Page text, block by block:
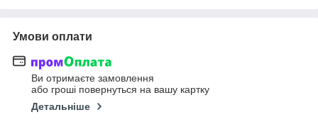
Умови оплати
Ви отримаєте замовлення
або гроші повернуться на вашу картку
Детальніше